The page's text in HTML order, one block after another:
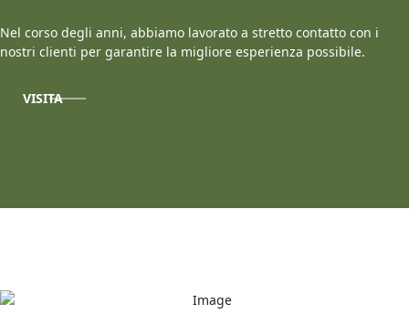
Nel corso degli anni, abbiamo lavorato a stretto contatto con i
nostri clienti per garantire la migliore esperienza possibile.
VISITA